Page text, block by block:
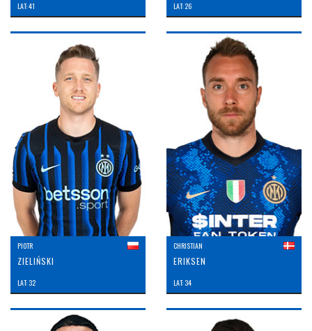
LAT: 41 LAT: 26
PIOTR
ZIELIŃSKI
LAT: 32
CHRISTIAN
ERIKSEN
LAT: 34